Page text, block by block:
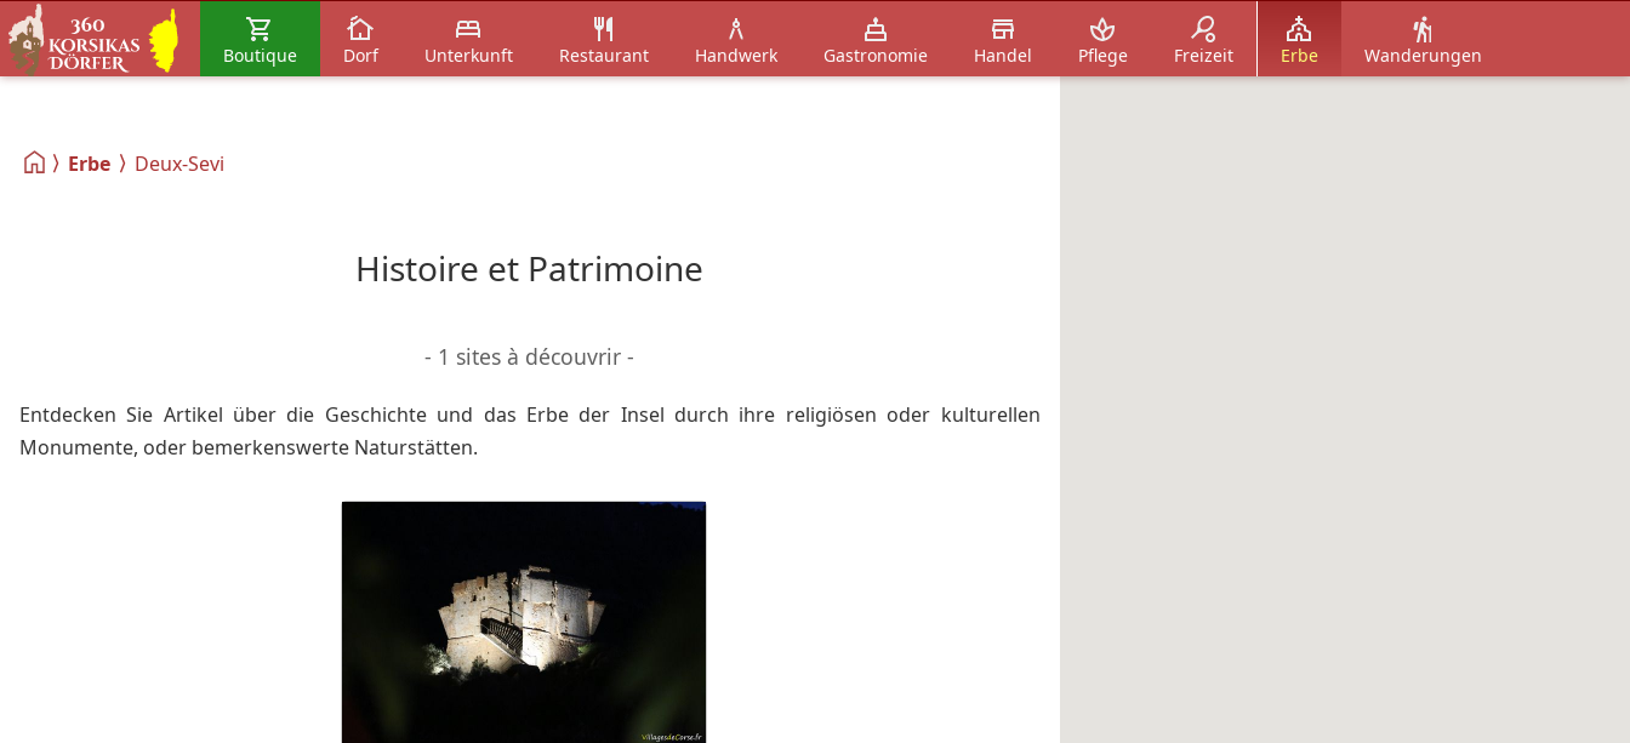
Boutique Dorf Unterkunft Restaurant Handwerk Gastronomie Handel Pflege Freizeit Erbe Wanderungen
Erbe Deux-Sevi
Histoire et Patrimoine
- 1 sites à découvrir -
Entdecken Sie Artikel über die Geschichte und das Erbe der Insel durch ihre religiösen oder kulturellen
Monumente, oder bemerkenswerte Naturstätten.